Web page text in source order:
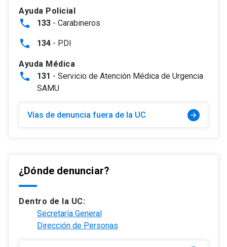
Ayuda Policial
phone 133 - Carabineros
phone 134 - PDI
Ayuda Médica
phone 131 - Servicio de Atención Médica de Urgencia
SAMU
Vías de denuncia fuera de la UC arrow_forward
¿Dónde denunciar?
Dentro de la UC:
Secretaría General
Dirección de Personas